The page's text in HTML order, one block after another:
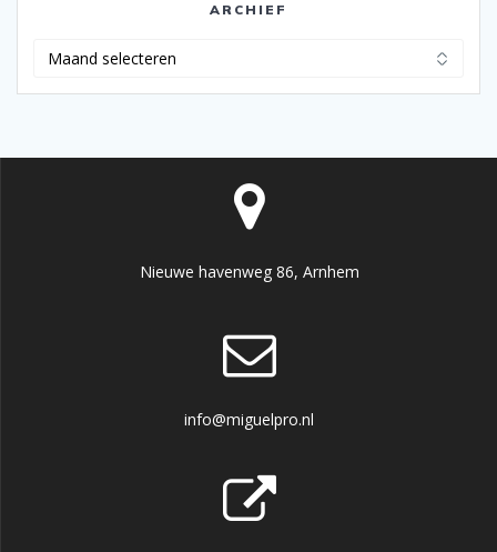
ARCHIEF
Nieuwe havenweg 86, Arnhem
info@miguelpro.nl